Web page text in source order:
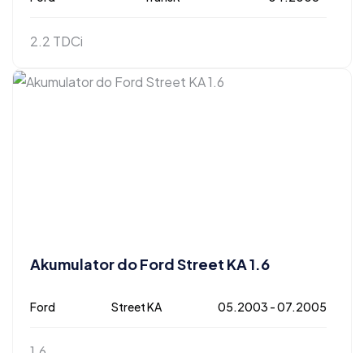
2.2 TDCi
Akumulator do Ford Street KA 1.6
Ford Street KA 05.2003 - 07.2005